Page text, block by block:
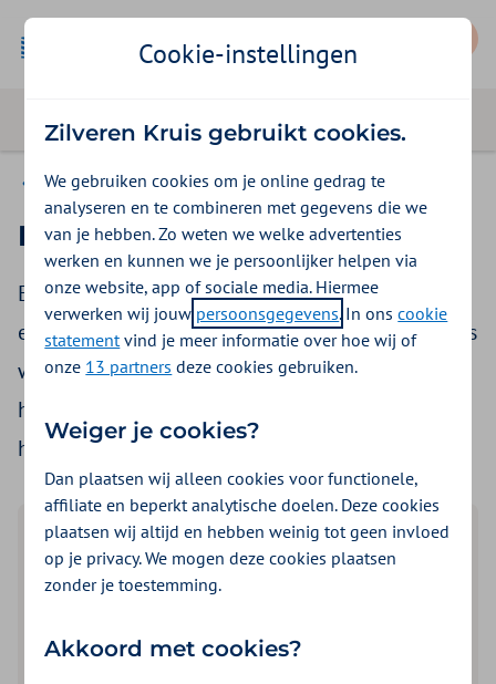
Zorg regelen
Ik zoek een nieuwe huisarts
Een huisarts vinden is niet altijd makkelijk. Door
een tekort aan personeel en locaties zijn er soms
wachtlijsten. Of er is zelfs een patiëntenstop. Wij
helpen je bij het zoeken naar een nieuwe
huisarts. Hiervoor stellen we je een paar vragen.
Hulp bij het vinden van een
nieuwe huisarts
Waarom zoek je een nieuwe huisarts?
Cookie-instellingen
Zilveren Kruis gebruikt cookies.
We gebruiken cookies om je online gedrag te
analyseren en te combineren met gegevens die we
van je hebben. Zo weten we welke advertenties
werken en kunnen we je persoonlijker helpen via
onze website, app of sociale media. Hiermee
verwerken wij jouw persoonsgegevens. In onscookie
statementvind je meer informatie over hoe wij of
onze 13 partners deze cookies gebruiken.
Weiger je cookies?
Dan plaatsen wij alleen cookies voor functionele,
affiliate en beperkt analytische doelen. Deze cookies
plaatsen wij altijd en hebben weinig tot geen invloed
op je privacy. We mogen deze cookies plaatsen
zonder je toestemming.
Akkoord met cookies?